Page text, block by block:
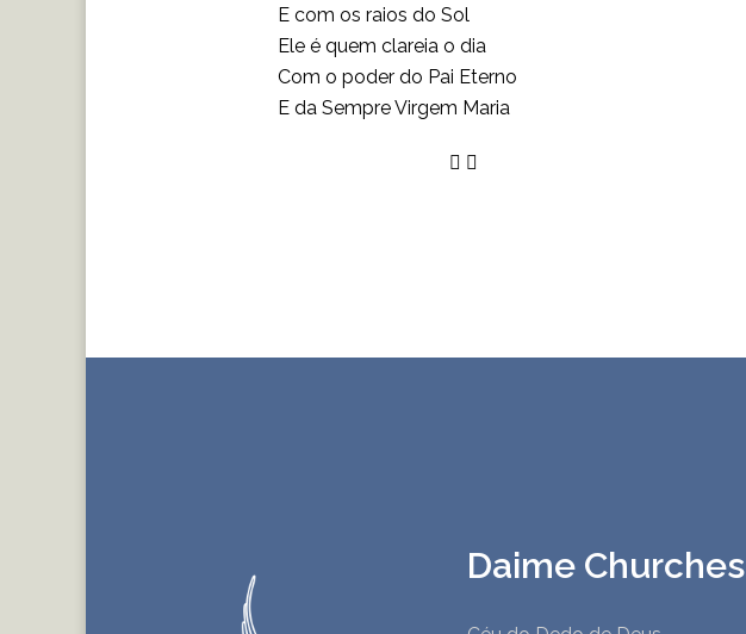
E com os raios do Sol
Ele é quem clareia o dia
Com o poder do Pai Eterno
E da Sempre Virgem Maria
Daime Churches